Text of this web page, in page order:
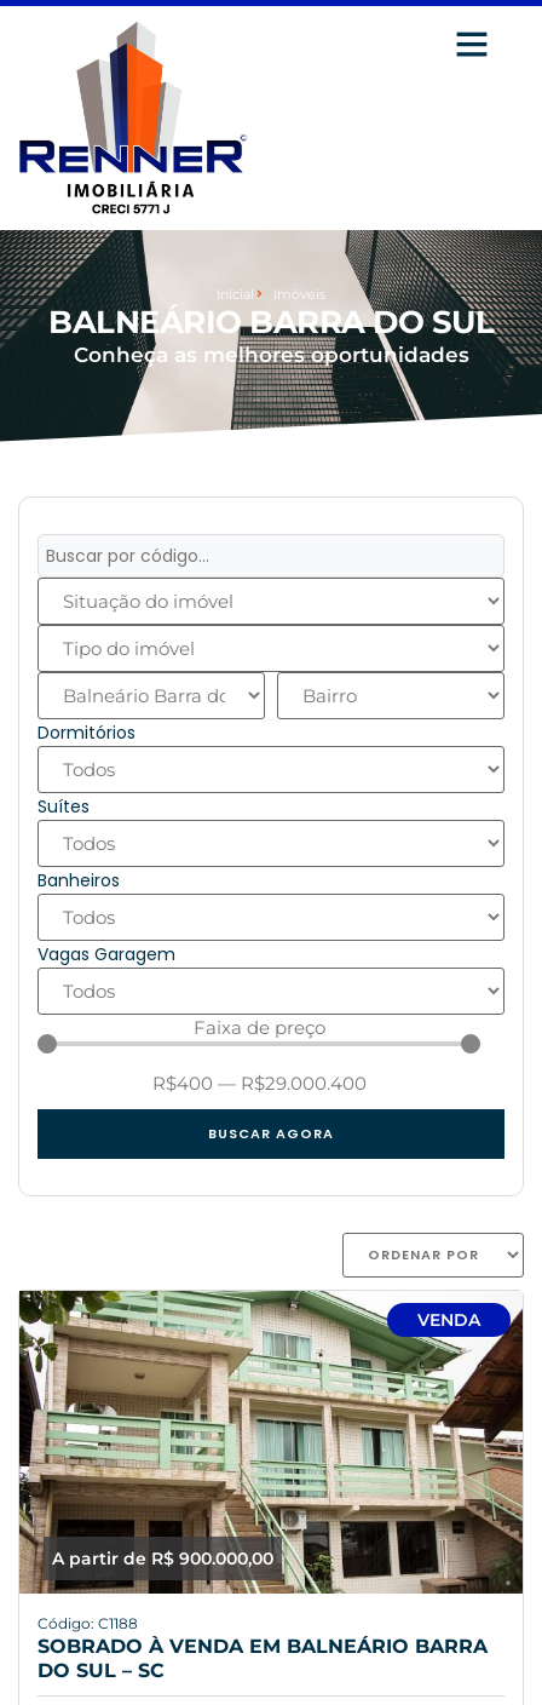
Inicial Imóveis
BALNEÁRIO BARRA DO SUL
Conheça as melhores oportunidades
Dormitórios
Suítes
Banheiros
Vagas Garagem
Faixa de preço
R$400 — R$29.000.400
BUSCAR AGORA
A partir de R$ 900.000,00
VENDA
Código: C1188
SOBRADO À VENDA EM BALNEÁRIO BARRA
DO SUL – SC